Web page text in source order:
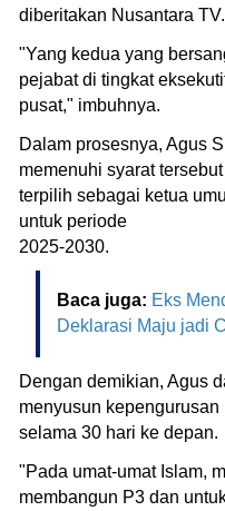
diberitakan Nusantara TV.
"Yang kedua yang
pejabat di tingkat
pusat," imbuhnya.
Dalam prosesnya, Agus
memenuhi syarat
terpilih sebagai ketua
untuk periode
2025-2030.
Baca juga: Eks
Deklarasi Maju jadi
Dengan demikian, Agus
menyusun kepengurusan
selama 30 hari ke depan.
"Pada umat-umat Islam,
membangun P3 dan